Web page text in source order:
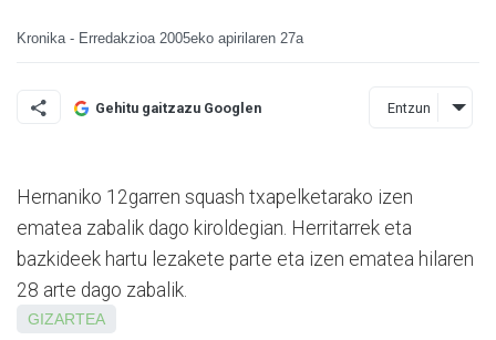
Kronika - Erredakzioa 2005eko apirilaren 27a
Gehitu gaitzazu Googlen Entzun
Hernaniko 12garren squash txapelketarako izen
ematea zabalik dago kiroldegian. Herritarrek eta
bazkideek hartu lezakete parte eta izen ematea hilaren
28 arte dago zabalik.
GIZARTEA